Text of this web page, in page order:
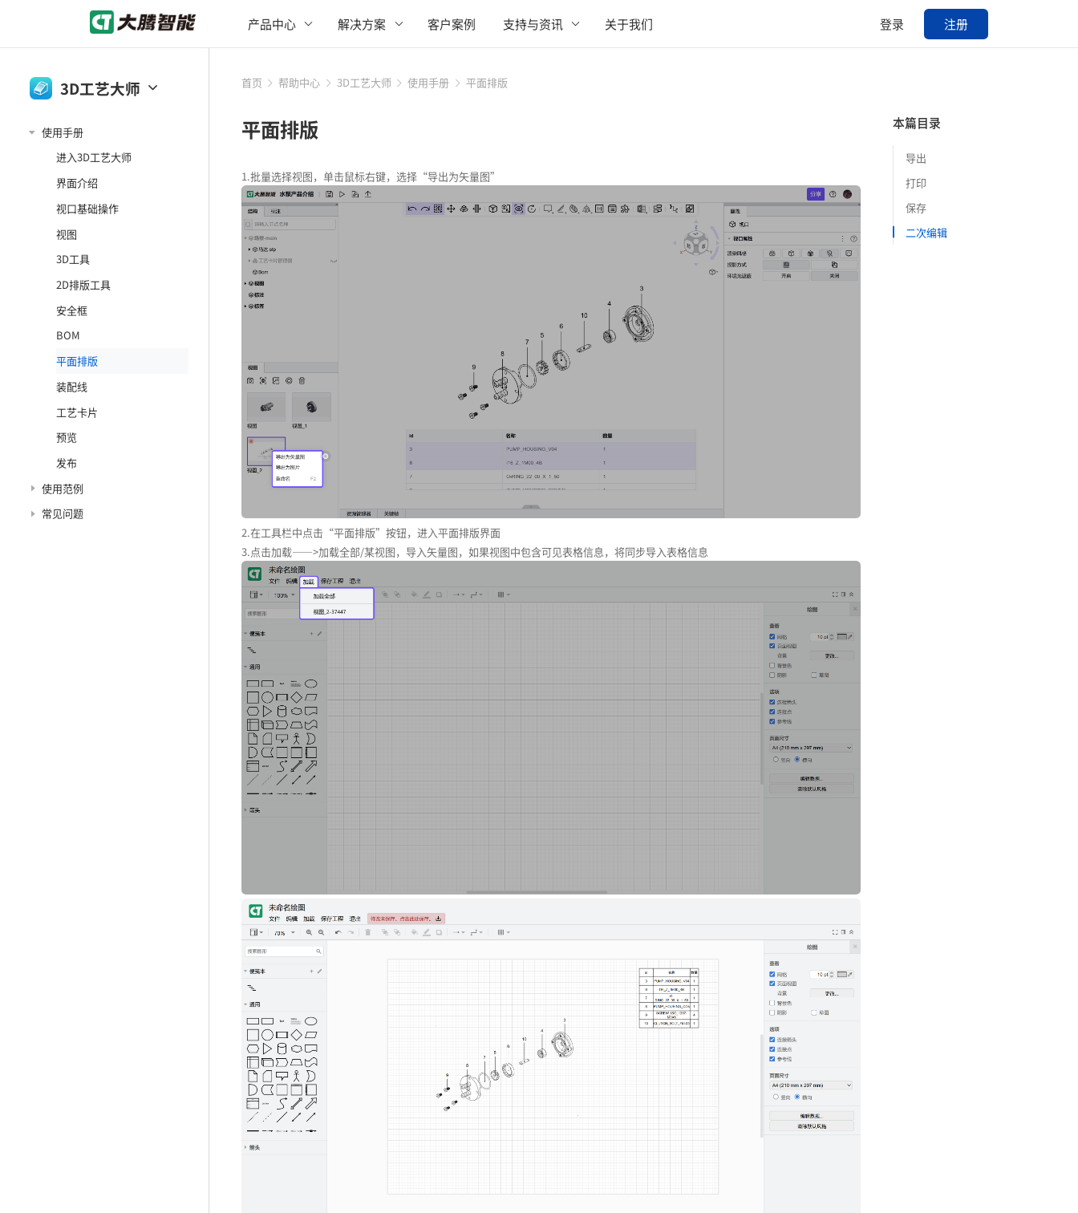
产品中心 解决方案 客户案例 支持与资讯 关于我们 登录 注册
3D工艺大师
使用手册
进入3D工艺大师
界面介绍
视口基础操作
视图
3D工具
2D排版工具
安全框
BOM
平面排版
装配线
工艺卡片
预览
发布
使用范例
常见问题
首页 帮助中心 3D工艺大师 使用手册 平面排版
平面排版
1.批量选择视图，单击鼠标右键，选择“导出为矢量图”
2.在工具栏中点击“平面排版”按钮，进入平面排版界面
3.点击加载——>加载全部/某视图，导入矢量图，如果视图中包含可见表格信息，将同步导入表格信息
本篇目录
导出
打印
保存
二次编辑